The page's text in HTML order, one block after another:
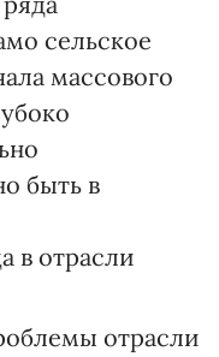
сельское
массового
быть в
в отрасли
отрасли